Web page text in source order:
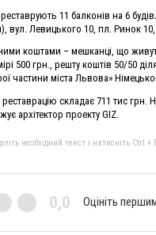
11 балконів на 6
вул. Левицького 10, пл. Ринок
коштами – мешканці, що
500 грн., решту коштів 50/50
частини міста Львова»
складає 711 тис
архітектор проекту GIZ.
необхідний текст і натисніть Ctrl
0,0 Оцініть